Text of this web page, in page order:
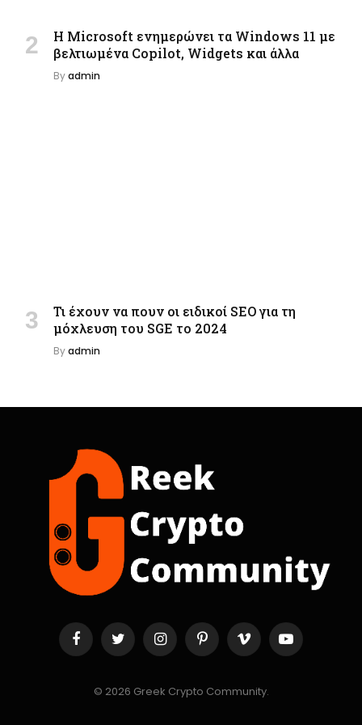
Η Microsoft ενημερώνει τα Windows 11 με
βελτιωμένα Copilot, Widgets και άλλα
Byadmin
Τι έχουν να πουν οι ειδικοί SEO για τη
μόχλευση του SGE το 2024
Byadmin
FacebookTwitter InstagramPinterestVimeo YouTube
© 2026 Greek Crypto Community.